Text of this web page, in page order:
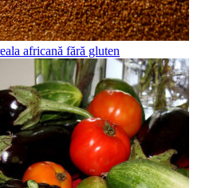
africană fără gluten